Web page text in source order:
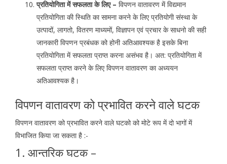
प्रतियोगिता में सफलता के लिए – विपणन वातावरण में विद्यमान
प्रतियोगिता की स्थिति का सामना करने के लिए प्रतियोगी संस्था के
उत्पादों, लागतो, वितरण माध्यमों, विज्ञापन एवं प्रचार के साधनो की सही
जानकारी विपणन प्रबंधक को होनी अतिआवश्यक है इसके बिना
प्रतियोगिता में सफलता प्राप्त करना असंभव है। अत: प्रतियोगिता में
सफलता प्राप्त करने के लिए विपणन वातावरण का अध्ययन
अतिआवश्यक है।
विपणन वातावरण को प्रभावित करने वाले घटक
विपणन वातावरण को प्रभावित करने वाले घटको को मोटे रूप में दो भागों में
विभाजित किया जा सकता है :-
1. आन्तरिक घटक –